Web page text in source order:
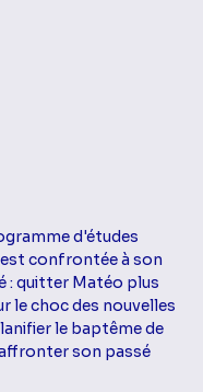
d'études
confrontée à son
: quitter Matéo plus
le choc des nouvelles
le baptême de
son passé